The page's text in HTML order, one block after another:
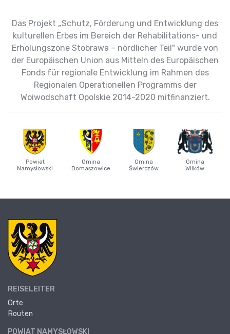
Das Projekt „Schutz, Förderung und Entwicklung des
kulturellen Erbes im Bereich der Rehabilitations- und
Erholungszone Stobrawa – nördlicher Teil" wurde von
der Europäischen Union aus Mitteln des Europäischen
Fonds für regionale Entwicklung im Rahmen des
Regionalen Operationellen Programms der
Woiwodschaft Opolskie 2014-2020 mitfinanziert.
Powiat
Namysłowski
Gmina
Domaszowice
Gmina
Świerczów
Gmina
Wilków
REISELEITER
Orte
Routen
POWIAT NAMYSŁOWSKI